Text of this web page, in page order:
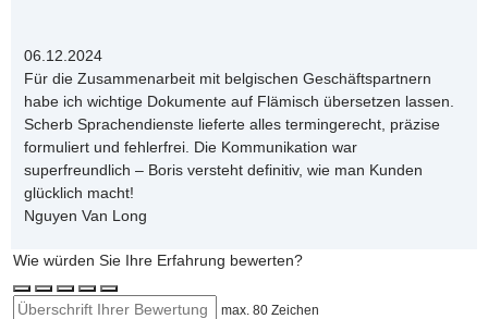
06.12.2024
Für die Zusammenarbeit mit belgischen Geschäftspartnern
habe ich wichtige Dokumente auf Flämisch übersetzen lassen.
Scherb Sprachendienste lieferte alles termingerecht, präzise
formuliert und fehlerfrei. Die Kommunikation war
superfreundlich – Boris versteht definitiv, wie man Kunden
glücklich macht!
Nguyen Van Long
Wie würden Sie Ihre Erfahrung bewerten?
max. 80 Zeichen